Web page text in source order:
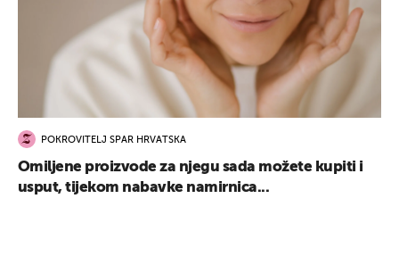
POKROVITELJ SPAR HRVATSKA
Omiljene proizvode za njegu sada možete kupiti i
usput, tijekom nabavke namirnica...